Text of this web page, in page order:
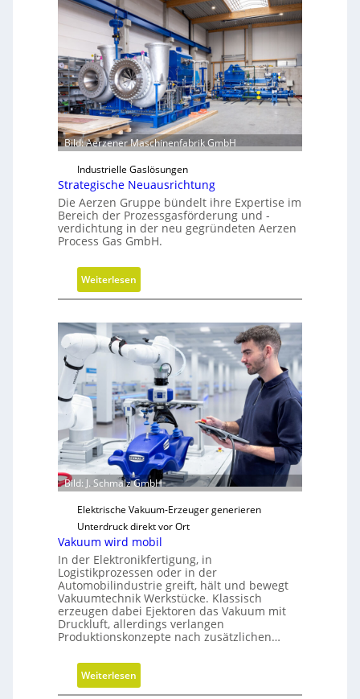
Bild: Aerzener Maschinenfabrik GmbH
Industrielle Gaslösungen
Strategische Neuausrichtung
Die Aerzen Gruppe bündelt ihre Expertise im
Bereich der Prozessgasförderung und -
verdichtung in der neu gegründeten Aerzen
Process Gas GmbH.
Weiterlesen:
S
r
a
t
e
g
i
s
c
h
e
e
u
a
u
s
r
i
c
t
u
Bild: J. Schmalz GmbH
Elektrische Vakuum-Erzeuger generieren
Unterdruck direkt vor Ort
Vakuum wird mobil
In der Elektronikfertigung, in
Logistikprozessen oder in der
Automobilindustrie greift, hält und bewegt
Vakuumtechnik Werkstücke. Klassisch
erzeugen dabei Ejektoren das Vakuum mit
Druckluft, allerdings verlangen
Produktionskonzepte nach zusätzlichen…
Weiterlesen:
V